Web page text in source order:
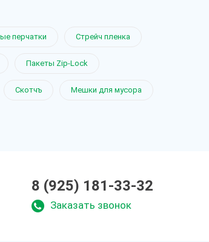
перчатки Стрейч пленка
Пакеты Zip-Lock
Скотчъ Мешки для мусора
8 (925) 181-33-32
Заказать звонок